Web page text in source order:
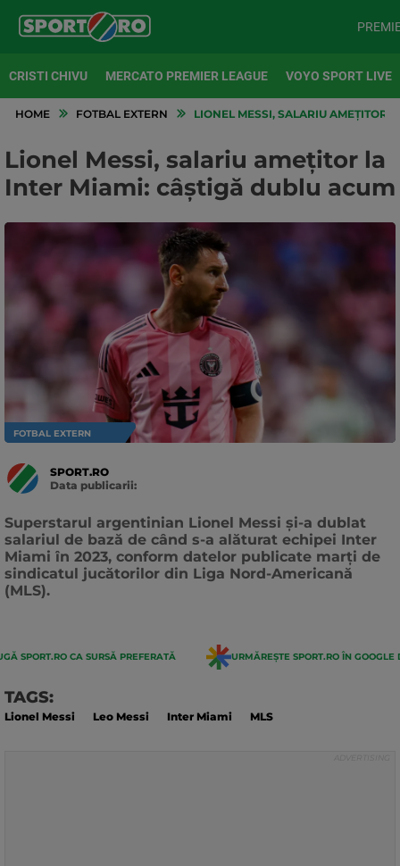
CRISTI CHIVU MERCATO PREMIER LEAGUE VOYO SPORT LIVE
HOME FOTBAL EXTERN LIONEL MESSI, SALARIU AMEȚITOR
Lionel Messi, salariu amețitor la
Inter Miami: câștigă dublu acum
FOTBAL EXTERN
SPORT.RO
Data publicarii:
Superstarul argentinian Lionel Messi şi-a dublat
salariul de bază de când s-a alăturat echipei Inter
Miami în 2023, conform datelor publicate marţi de
sindicatul jucătorilor din Liga Nord-Americană
(MLS).
SPORT.RO CA SURSĂ PREFERATĂ URMĂREȘTE SPORT.RO ÎN GOOGLE
TAGS:
Lionel Messi Leo Messi Inter Miami MLS